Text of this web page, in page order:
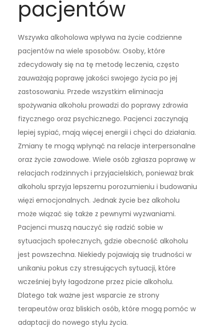
pacjentów
Wszywka alkoholowa wpływa na życie codzienne
pacjentów na wiele sposobów. Osoby, które
zdecydowały się na tę metodę leczenia, często
zauważają poprawę jakości swojego życia po jej
zastosowaniu. Przede wszystkim eliminacja
spożywania alkoholu prowadzi do poprawy zdrowia
fizycznego oraz psychicznego. Pacjenci zaczynają
lepiej sypiać, mają więcej energii i chęci do działania.
Zmiany te mogą wpłynąć na relacje interpersonalne
oraz życie zawodowe. Wiele osób zgłasza poprawę w
relacjach rodzinnych i przyjacielskich, ponieważ brak
alkoholu sprzyja lepszemu porozumieniu i budowaniu
więzi emocjonalnych. Jednak życie bez alkoholu
może wiązać się także z pewnymi wyzwaniami.
Pacjenci muszą nauczyć się radzić sobie w
sytuacjach społecznych, gdzie obecność alkoholu
jest powszechna. Niekiedy pojawiają się trudności w
unikaniu pokus czy stresujących sytuacji, które
wcześniej były łagodzone przez picie alkoholu.
Dlatego tak ważne jest wsparcie ze strony
terapeutów oraz bliskich osób, które mogą pomóc w
adaptacji do nowego stylu życia.